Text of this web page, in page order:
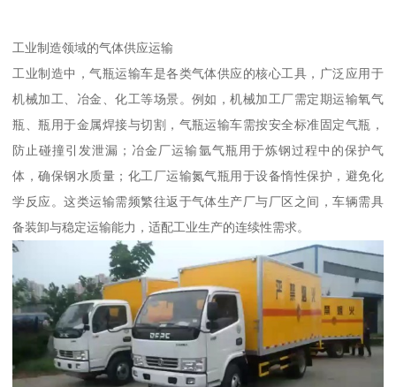
工业制造领域的气体供应运输​
工业制造中，气瓶运输车是各类气体供应的核心工具，广泛应用于
机械加工、冶金、化工等场景。例如，机械加工厂需定期运输氧气
瓶、瓶用于金属焊接与切割，气瓶运输车需按安全标准固定气瓶，
防止碰撞引发泄漏；冶金厂运输氩气瓶用于炼钢过程中的保护气
体，确保钢水质量；化工厂运输氮气瓶用于设备惰性保护，避免化
学反应。这类运输需频繁往返于气体生产厂与厂区之间，车辆需具
备装卸与稳定运输能力，适配工业生产的连续性需求。​